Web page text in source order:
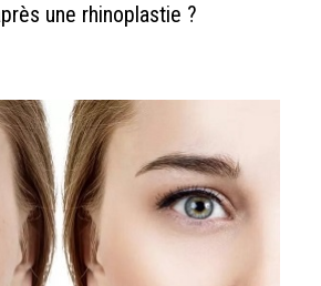
une rhinoplastie ?